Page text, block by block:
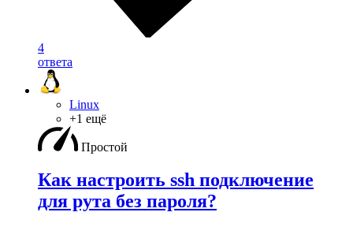
4
ответа
Linux
+1 ещё
Простой
Как настроить ssh подключение
для рута без пароля?